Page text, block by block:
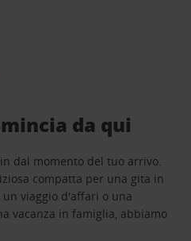
da qui
dal momento del tuo arrivo.
compatta per una gita in
viaggio d'affari o una
vacanza in famiglia, abbiamo